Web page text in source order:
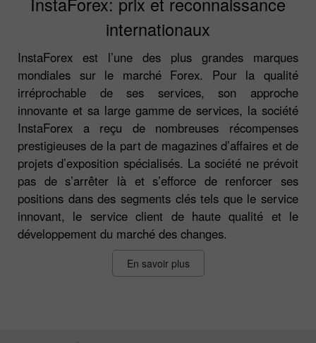
internationaux
InstaForex est l’une des plus grandes marques
mondiales sur le marché Forex. Pour la qualité
irréprochable de ses services, son approche
innovante et sa large gamme de services, la société
InstaForex a reçu de nombreuses récompenses
prestigieuses de la part de magazines d’affaires et de
projets d’exposition spécialisés. La société ne prévoit
pas de s’arrêter là et s’efforce de renforcer ses
positions dans des segments clés tels que le service
innovant, le service client de haute qualité et le
développement du marché des changes.
En savoir plus